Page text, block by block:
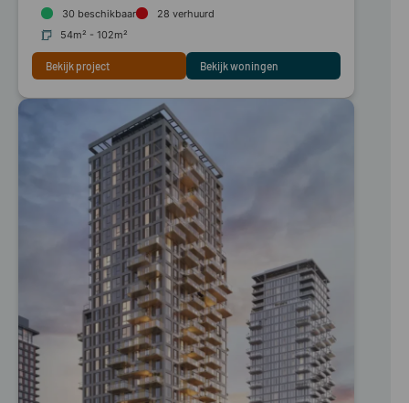
30 beschikbaar 28 verhuurd
54m² - 102m²
Bekijk project Bekijk woningen